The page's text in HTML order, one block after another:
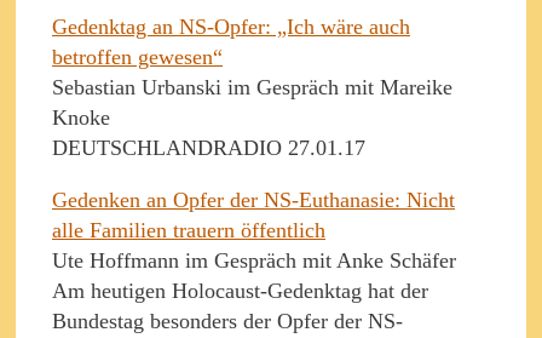
Gedenktag an NS-Opfer: „Ich wäre auch
betroffen gewesen“
Sebastian Urbanski im Gespräch mit Mareike
Knoke
DEUTSCHLANDRADIO 27.01.17
Gedenken an Opfer der NS-Euthanasie: Nicht
alle Familien trauern öffentlich
Ute Hoffmann im Gespräch mit Anke Schäfer
Am heutigen Holocaust-Gedenktag hat der
Bundestag besonders der Opfer der NS-